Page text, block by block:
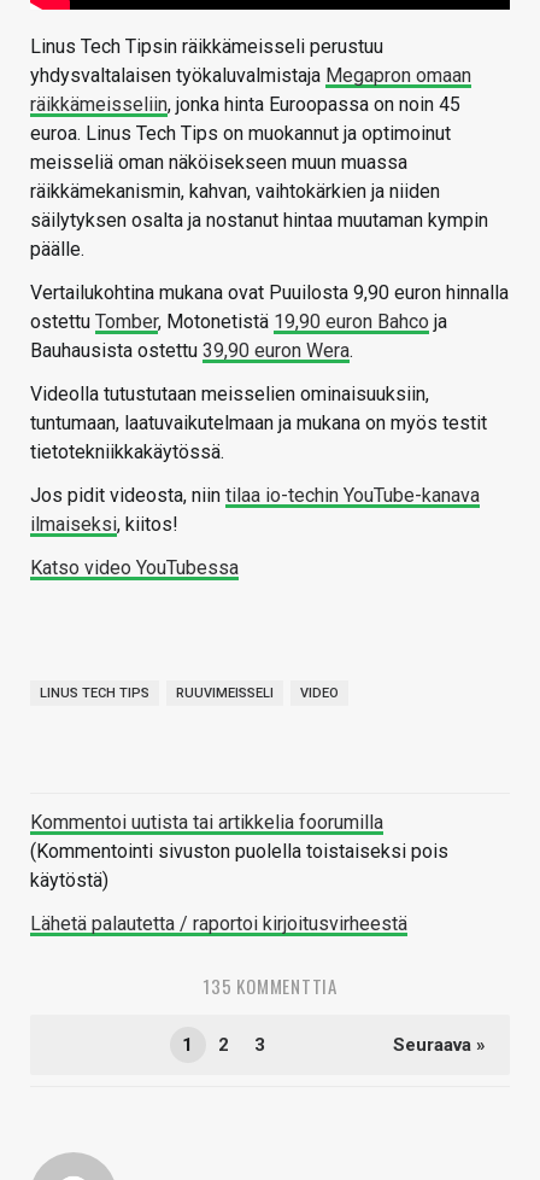
Linus Tech Tipsin räikkämeisseli perustuu
yhdysvaltalaisen työkaluvalmistaja Megapron omaan
räikkämeisseliin, jonka hinta Euroopassa on noin 45
euroa. Linus Tech Tips on muokannut ja optimoinut
meisseliä oman näköisekseen muun muassa
räikkämekanismin, kahvan, vaihtokärkien ja niiden
säilytyksen osalta ja nostanut hintaa muutaman kympin
päälle.
Vertailukohtina mukana ovat Puuilosta 9,90 euron hinnalla
ostettu Tomber, Motonetistä 19,90 euron Bahco ja
Bauhausista ostettu 39,90 euron Wera.
Videolla tutustutaan meisselien ominaisuuksiin,
tuntumaan, laatuvaikutelmaan ja mukana on myös testit
tietotekniikkakäytössä.
Jos pidit videosta, niin tilaa io-techin YouTube-kanava
ilmaiseksi, kiitos!
Katso video YouTubessa
LINUS TECH TIPS RUUVIMEISSELI VIDEO
Kommentoi uutista tai artikkelia foorumilla
(Kommentointi sivuston puolella toistaiseksi pois
käytöstä)
Lähetä palautetta / raportoi kirjoitusvirheestä
135 KOMMENTTIA
1 2 3 Seuraava »